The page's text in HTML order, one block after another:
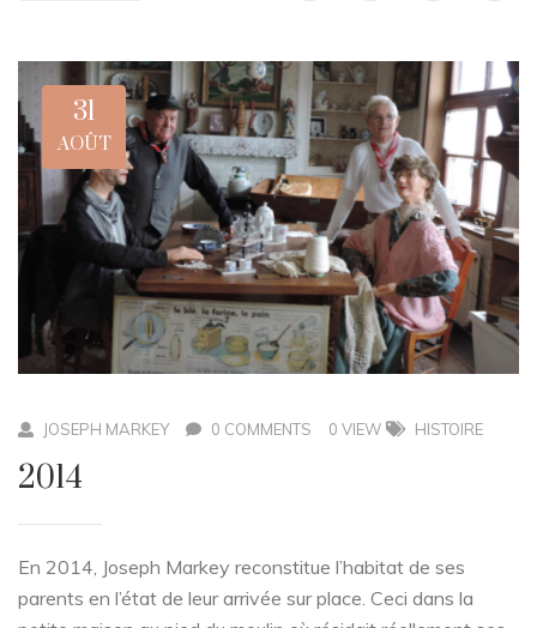
31
AOÛT
JOSEPH MARKEY 0 COMMENTS 0 VIEW HISTOIRE
2014
En 2014, Joseph Markey reconstitue l’habitat de ses
parents en l’état de leur arrivée sur place. Ceci dans la